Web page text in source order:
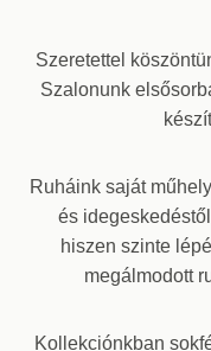
Szeretettel
Szalonunk
Ruháink saját
és
hiszen szinte
megálmodott
Kollekciónkban